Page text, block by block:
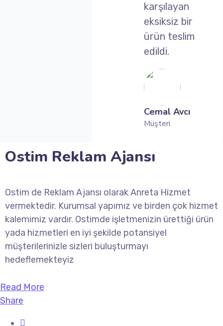
karşılayan
eksiksiz bir
ürün teslim
edildi.
Cemal Avcı
Müşteri
Ostim Reklam Ajansı
Ostim de Reklam Ajansı olarak Anreta Hizmet
vermektedir. Kurumsal yapımız ve birden çok hizmet
kalemimiz vardır. Ostimde işletmenizin ürettiği ürün
yada hizmetleri en iyi şekilde potansiyel
müşterilerinizle sizleri buluşturmayı
hedeflemekteyiz
Read More
Share